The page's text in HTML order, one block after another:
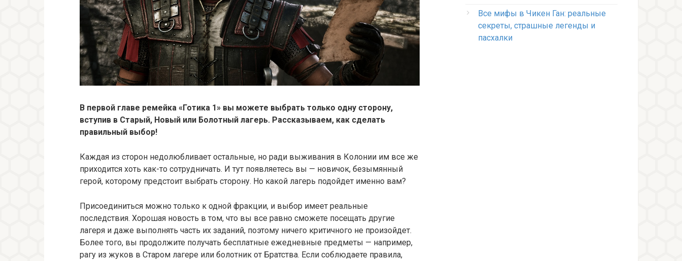
В первой главе ремейка «Готика 1» вы можете выбрать только одну сторону,
вступив в Старый, Новый или Болотный лагерь. Рассказываем, как сделать
правильный выбор!
Каждая из сторон недолюбливает остальные, но ради выживания в Колонии им все же
приходится хоть как-то сотрудничать. И тут появляетесь вы — новичок, безымянный
герой, которому предстоит выбрать сторону. Но какой лагерь подойдет именно вам?
Присоединиться можно только к одной фракции, и выбор имеет реальные
последствия. Хорошая новость в том, что вы все равно сможете посещать другие
лагеря и даже выполнять часть их заданий, поэтому ничего критичного не произойдет.
Более того, вы продолжите получать бесплатные ежедневные предметы — например,
рагу из жуков в Старом лагере или болотник от Братства. Если соблюдаете правила,
Все мифы в Чикен Ган: реальные
секреты, страшные легенды и
пасхалки